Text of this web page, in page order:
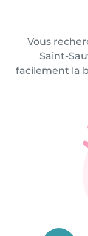
Vous
Saint-
facilement la